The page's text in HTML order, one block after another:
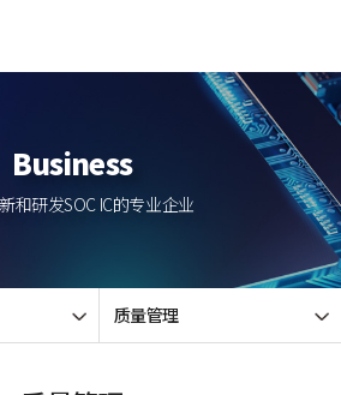
Business
和研发SOC IC的专业企业
质量管理